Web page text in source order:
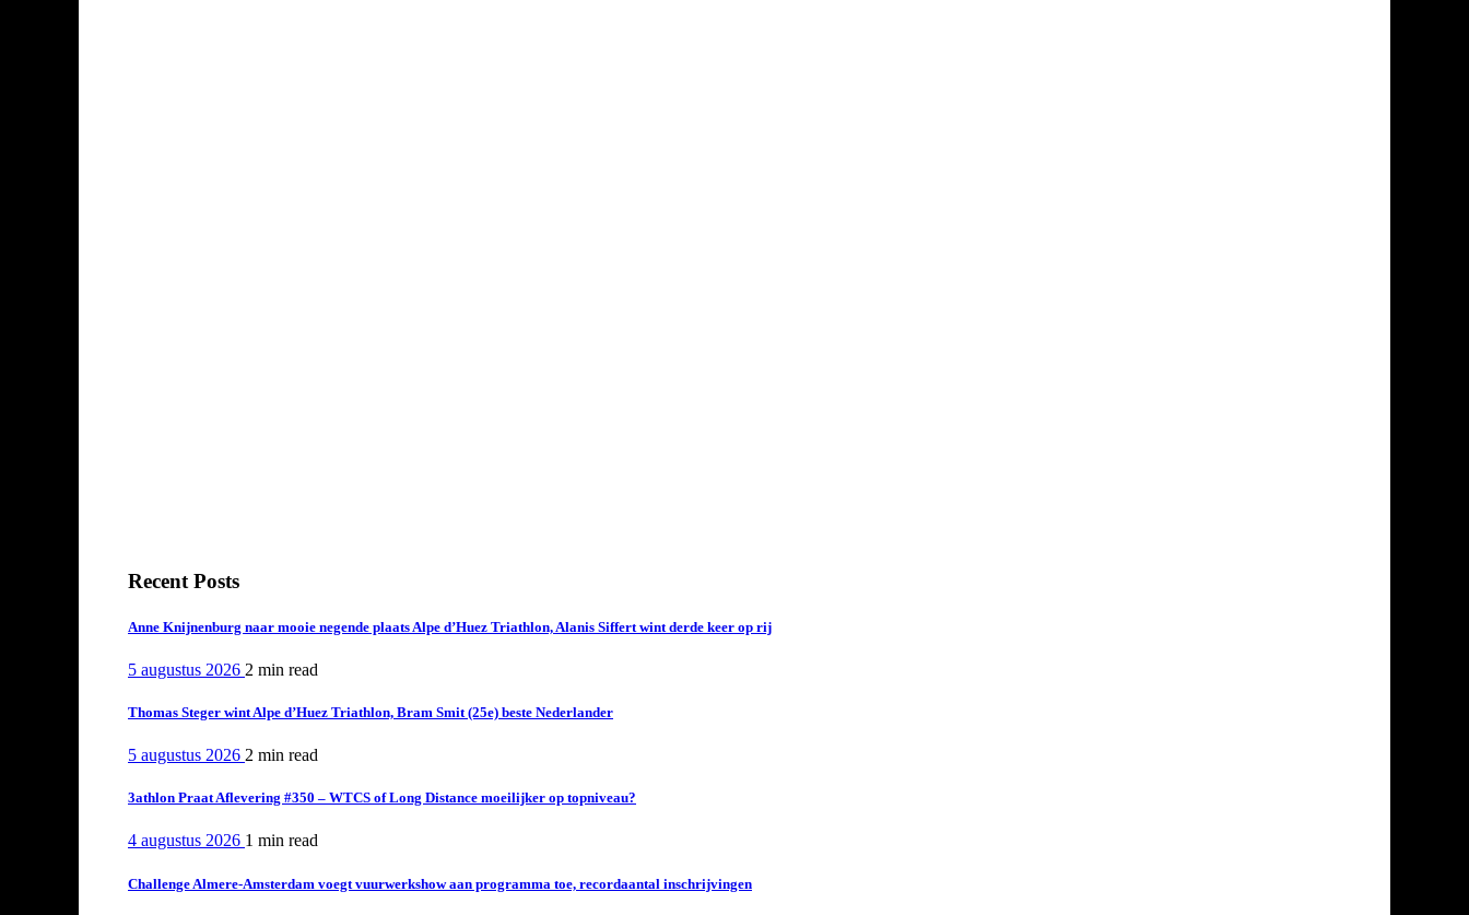
Recent Posts
Anne Knijnenburg naar mooie negende plaats Alpe d’Huez Triathlon, Alanis Siffert wint derde keer op rij
5 augustus 2026 2 min read
Thomas Steger wint Alpe d’Huez Triathlon, Bram Smit (25e) beste Nederlander
5 augustus 2026 2 min read
3athlon Praat Aflevering #350 – WTCS of Long Distance moeilijker op topniveau?
4 augustus 2026 1 min read
Challenge Almere-Amsterdam voegt vuurwerkshow aan programma toe, recordaantal inschrijvingen